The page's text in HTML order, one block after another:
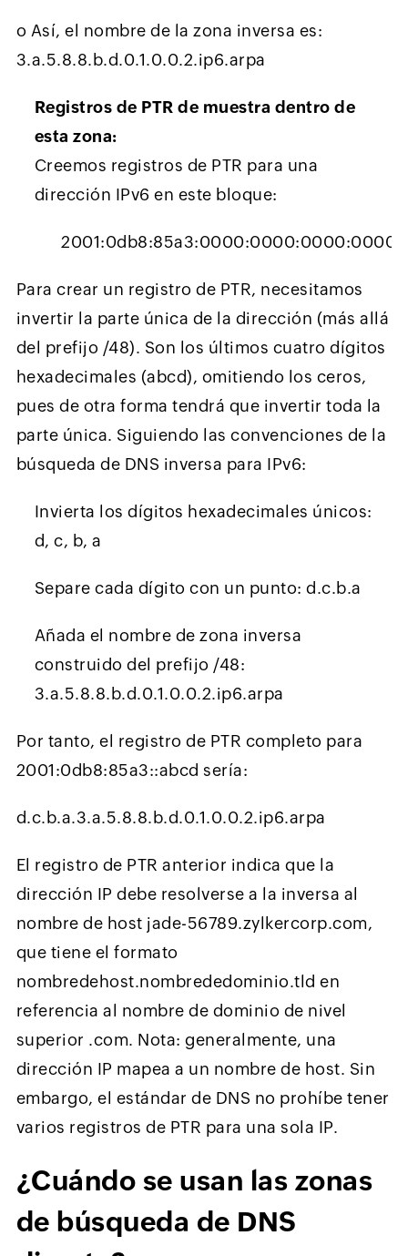
o Así, el nombre de la zona inversa es:
3.a.5.8.8.b.d.0.1.0.0.2.ip6.arpa
Registros de PTR de muestra dentro de
esta zona:
Creemos registros de PTR para una
dirección IPv6 en este bloque:
Para crear un registro de PTR, necesitamos
invertir la parte única de la dirección (más allá
del prefijo /48). Son los últimos cuatro dígitos
hexadecimales (abcd), omitiendo los ceros,
pues de otra forma tendrá que invertir toda la
parte única. Siguiendo las convenciones de la
búsqueda de DNS inversa para IPv6:
Invierta los dígitos hexadecimales únicos:
d, c, b, a
Separe cada dígito con un punto: d.c.b.a
Añada el nombre de zona inversa
construido del prefijo /48:
3.a.5.8.8.b.d.0.1.0.0.2.ip6.arpa
Por tanto, el registro de PTR completo para
2001:0db8:85a3::abcd sería:
d.c.b.a.3.a.5.8.8.b.d.0.1.0.0.2.ip6.arpa
El registro de PTR anterior indica que la
dirección IP debe resolverse a la inversa al
nombre de host jade-56789.zylkercorp.com,
que tiene el formato
nombredehost.nombrededominio.tld en
referencia al nombre de dominio de nivel
superior .com. Nota: generalmente, una
dirección IP mapea a un nombre de host. Sin
embargo, el estándar de DNS no prohíbe tener
varios registros de PTR para una sola IP.
¿Cuándo se usan las zonas
de búsqueda de DNS